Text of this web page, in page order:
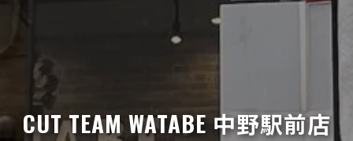
CUT TEAM WATABE 中野駅前店